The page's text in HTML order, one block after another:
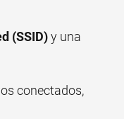
(SSID)y una
conectados,